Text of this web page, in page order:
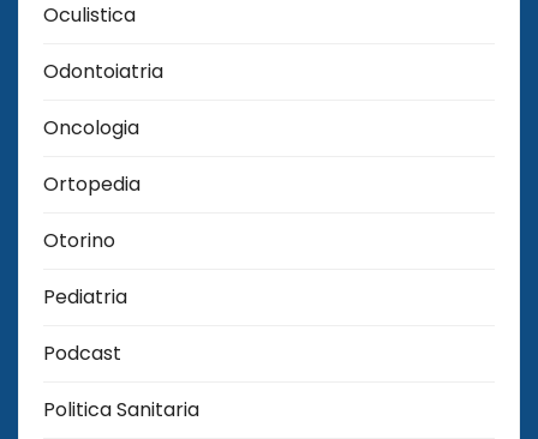
Oculistica
Odontoiatria
Oncologia
Ortopedia
Otorino
Pediatria
Podcast
Politica Sanitaria